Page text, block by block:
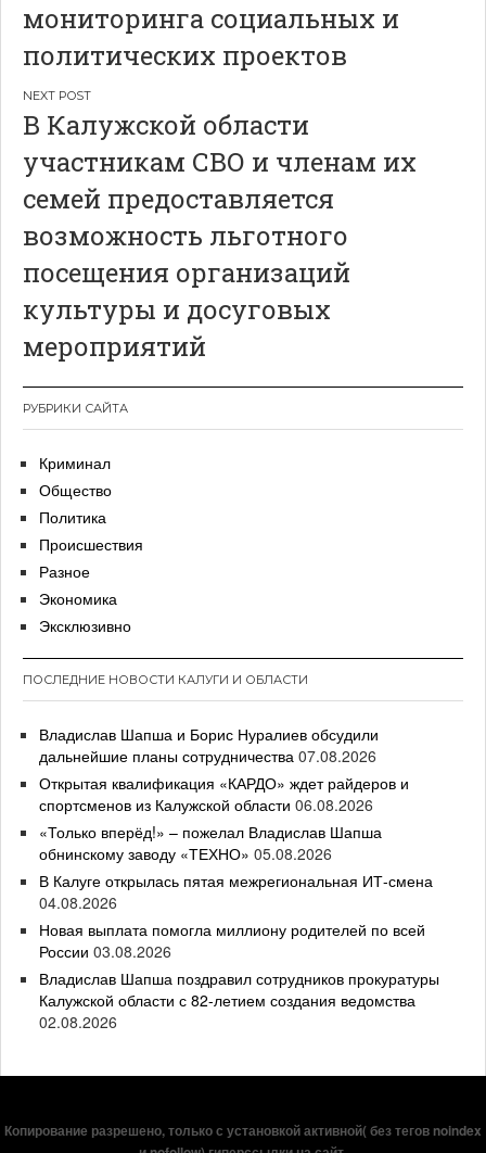
мониторинга социальных и
политических проектов
В Калужской области
участникам СВО и членам их
семей предоставляется
возможность льготного
посещения организаций
культуры и досуговых
мероприятий
РУБРИКИ САЙТА
Криминал
Общество
Политика
Происшествия
Разное
Экономика
Эксклюзивно
ПОСЛЕДНИЕ НОВОСТИ КАЛУГИ И ОБЛАСТИ
Владислав Шапша и Борис Нуралиев обсудили
дальнейшие планы сотрудничества 07.08.2026
Открытая квалификация «КАРДО» ждет райдеров и
спортсменов из Калужской области 06.08.2026
«Только вперёд!» – пожелал Владислав Шапша
обнинскому заводу «ТЕХНО» 05.08.2026
В Калуге открылась пятая межрегиональная ИТ-смена
04.08.2026
Новая выплата помогла миллиону родителей по всей
России 03.08.2026
Владислав Шапша поздравил сотрудников прокуратуры
Калужской области с 82-летием создания ведомства
02.08.2026
Копирование разрешено, только с установкой активной( без тегов noindex